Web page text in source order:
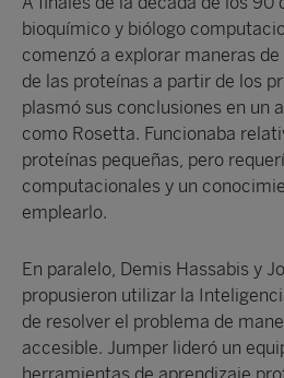
bioquímico y biólogo
comenzó a explorar maneras
de las proteínas a partir de los
plasmó sus conclusiones en un
como Rosetta. Funcionaba
proteínas pequeñas, pero
computacionales y un
emplearlo.
En paralelo, Demis Hassabis y
propusieron utilizar la
de resolver el problema de
accesible. Jumper lideró un